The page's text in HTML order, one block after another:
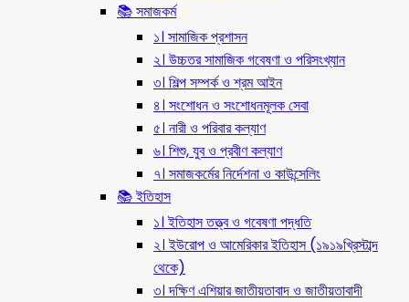
📚 সমাজকর্ম
১। সামাজিক প্রশাসন
২। উচ্চতর সামাজিক গবেষণা ও পরিসংখ্যান
৩। শিল্প সম্পর্ক ও শ্রম আইন
৪। সংশোধন ও সংশোধনমূলক সেবা
৫। নারী ও পরিবার কল্যাণ
৬। শিশু, যুব ও প্রবীণ কল্যাণ
৭। সমাজকর্মের নির্দেশনা ও কাউন্সেলিং
📚 ইতিহাস
১। ইতিহাস তত্ত্ব ও গবেষণা পদ্ধতি
২। ইউরোপ ও আমেরিকার ইতিহাস (১৯১৯খ্রিস্টাব্দ
থেকে)
৩। দক্ষিণ এশিয়ার জাতীয়তাবাদ ও জাতীয়তাবাদী